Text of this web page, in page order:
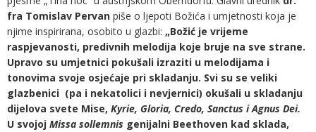
fra Tomislav Pervan piše o ljepoti Božića i umjetnosti koja je
njime inspirirana, osobito u glazbi: „Božić je vrijeme
raspjevanosti, predivnih melodija koje bruje na sve strane.
Upravo su umjetnici pokušali izraziti u melodijama i
tonovima svoje osjećaje pri skladanju. Svi su se veliki
glazbenici (pa i nekatolici i nevjernici) okušali u skladanju
dijelova svete Mise, Kyrie, Gloria, Credo, Sanctus i Agnus Dei.
U svojoj Missa sollemnis genijalni Beethoven kad sklada,